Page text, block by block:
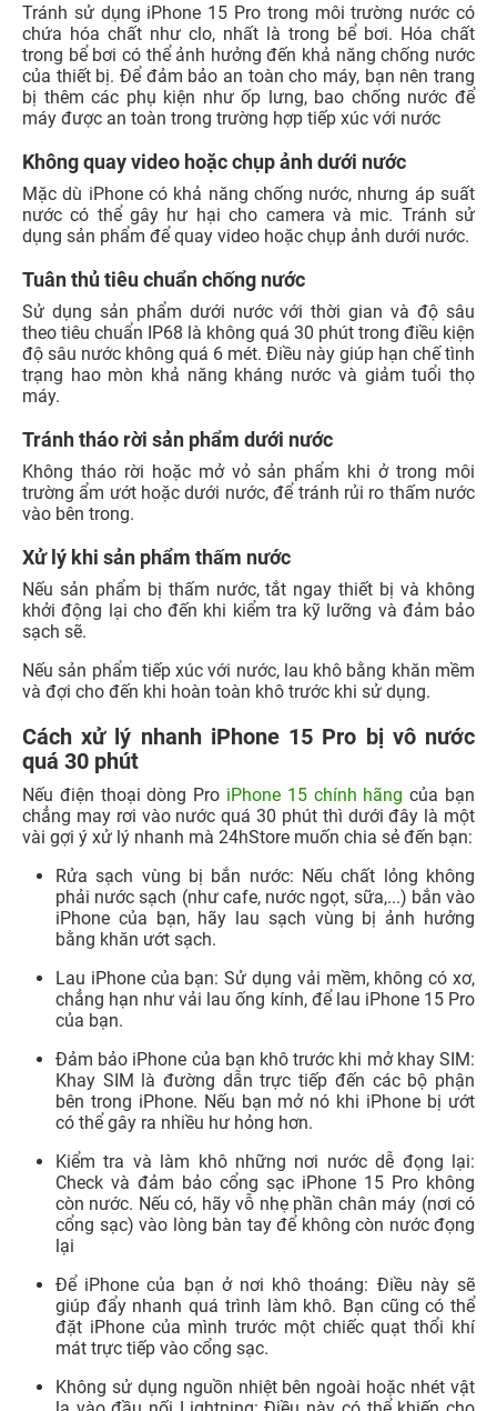
Tránh sử dụng iPhone 15 Pro trong môi trường nước có
chứa hóa chất như clo, nhất là trong bể bơi. Hóa chất
trong bể bơi có thể ảnh hưởng đến khả năng chống nước
của thiết bị. Để đảm bảo an toàn cho máy, bạn nên trang
bị thêm các phụ kiện như ốp lưng, bao chống nước để
máy được an toàn trong trường hợp tiếp xúc với nước
Không quay video hoặc chụp ảnh dưới nước
Mặc dù iPhone có khả năng chống nước, nhưng áp suất
nước có thể gây hư hại cho camera và mic. Tránh sử
dụng sản phẩm để quay video hoặc chụp ảnh dưới nước.
Tuân thủ tiêu chuẩn chống nước
Sử dụng sản phẩm dưới nước với thời gian và độ sâu
theo tiêu chuẩn IP68 là không quá 30 phút trong điều kiện
độ sâu nước không quá 6 mét. Điều này giúp hạn chế tình
trạng hao mòn khả năng kháng nước và giảm tuổi thọ
máy.
Tránh tháo rời sản phẩm dưới nước
Không tháo rời hoặc mở vỏ sản phẩm khi ở trong môi
trường ẩm ướt hoặc dưới nước, để tránh rủi ro thấm nước
vào bên trong.
Xử lý khi sản phẩm thấm nước
Nếu sản phẩm bị thấm nước, tắt ngay thiết bị và không
khởi động lại cho đến khi kiểm tra kỹ lưỡng và đảm bảo
sạch sẽ.
Nếu sản phẩm tiếp xúc với nước, lau khô bằng khăn mềm
và đợi cho đến khi hoàn toàn khô trước khi sử dụng.
Cách xử lý nhanh iPhone 15 Pro bị vô nước
quá 30 phút
Nếu điện thoại dòng Pro iPhone 15 chính hãng của bạn
chẳng may rơi vào nước quá 30 phút thì dưới đây là một
vài gợi ý xử lý nhanh mà 24hStore muốn chia sẻ đến bạn:
Rửa sạch vùng bị bắn nước: Nếu chất lỏng không
phải nước sạch (như cafe, nước ngọt, sữa,...) bắn vào
iPhone của bạn, hãy lau sạch vùng bị ảnh hưởng
bằng khăn ướt sạch.
Lau iPhone của bạn: Sử dụng vải mềm, không có xơ,
chẳng hạn như vải lau ống kính, để lau iPhone 15 Pro
của bạn.
Đảm bảo iPhone của bạn khô trước khi mở khay SIM:
Khay SIM là đường dẫn trực tiếp đến các bộ phận
bên trong iPhone. Nếu bạn mở nó khi iPhone bị ướt
có thể gây ra nhiều hư hỏng hơn.
Kiểm tra và làm khô những nơi nước dễ đọng lại:
Check và đảm bảo cổng sạc iPhone 15 Pro không
còn nước. Nếu có, hãy vỗ nhẹ phần chân máy (nơi có
cổng sạc) vào lòng bàn tay để không còn nước đọng
lại
Để iPhone của bạn ở nơi khô thoáng: Điều này sẽ
giúp đẩy nhanh quá trình làm khô. Bạn cũng có thể
đặt iPhone của mình trước một chiếc quạt thổi khí
mát trực tiếp vào cổng sạc.
Không sử dụng nguồn nhiệt bên ngoài hoặc nhét vật